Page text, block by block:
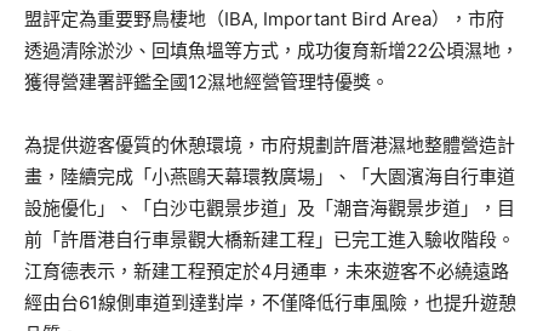
盟評定為重要野鳥棲地（IBA, Important Bird Area），市府
透過清除淤沙、回填魚塭等方式，成功復育新增22公頃濕地，
獲得營建署評鑑全國12濕地經營管理特優獎。
為提供遊客優質的休憩環境，市府規劃許厝港濕地整體營造計
畫，陸續完成「小燕鷗天幕環教廣場」、「大園濱海自行車道
設施優化」、「白沙屯觀景步道」及「潮音海觀景步道」，目
前「許厝港自行車景觀大橋新建工程」已完工進入驗收階段。
江育德表示，新建工程預定於4月通車，未來遊客不必繞遠路
經由台61線側車道到達對岸，不僅降低行車風險，也提升遊憩